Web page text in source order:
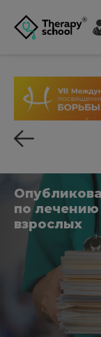
по лечению
взрослых